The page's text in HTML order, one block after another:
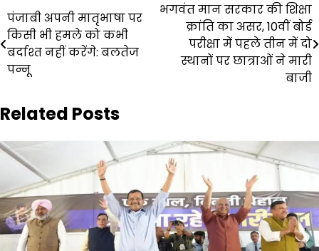
Post
navigation
पंजाबी अपनी मातृभाषा पर
किसी भी हमले को कभी
बर्दाश्त नहीं करेंगे: बलतेज
पन्नू
भगवंत मान सरकार की शिक्षा
क्रांति का असर, 10वीं बोर्ड
परीक्षा में पहले तीन में दो
स्थानों पर छात्राओं ने मारी
बाजी
Related Posts